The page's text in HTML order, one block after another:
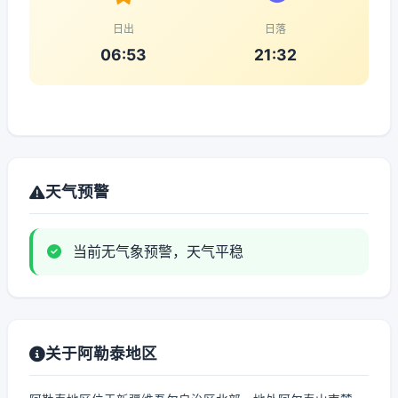
日出
06:53
日落
21:32
天气预警
当前无气象预警，天气平稳
关于阿勒泰地区